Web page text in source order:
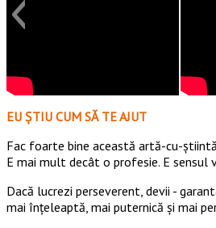
EU ȘTIU CUM SĂ TE AJUT
Fac foarte bine această artă-cu-
E mai mult decât o profesie. E sensul
Dacă lucrezi perseverent, devii -
mai înțeleaptă, mai puternică și mai